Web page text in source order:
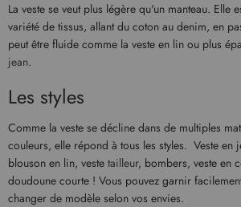
La veste se veut plus légère qu'un manteau. Elle
variété de tissus, allant du coton au denim, en
peut être fluide comme la veste en lin ou plus
jean.
Les styles
Comme la veste se décline dans de multiples
couleurs, elle répond à tous les styles. Veste en
blouson en lin, veste tailleur, bombers, veste en
doudoune courte ! Vous pouvez garnir
changer de modèle selon vos envies.